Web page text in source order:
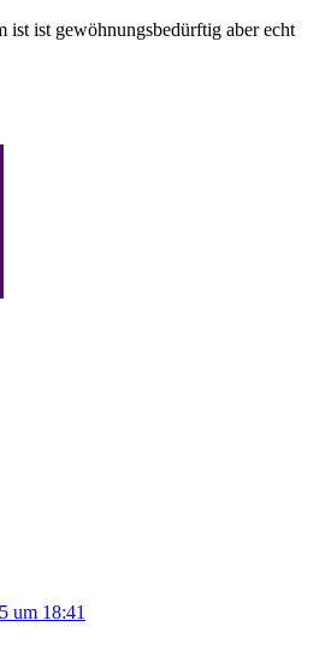
ist ist gewöhnungsbedürftig aber echt
um 18:41